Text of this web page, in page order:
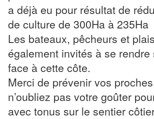
a déjà eu pour résultat de
de culture de 300Ha à 235Ha
Les bateaux, pêcheurs et
également invités à se rendre
face à cette côte.
Merci de prévenir vos
n’oubliez pas votre goûter
avec tonus sur le sentier